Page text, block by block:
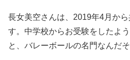
長女美空さんは、2019年4月か
す。中学校からお受験をしたよ
と、バレーボールの名門なんだそ